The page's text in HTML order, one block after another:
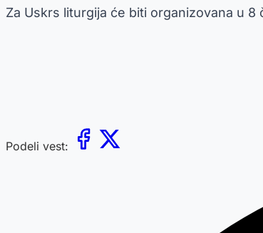
Za Uskrs liturgija će biti organizovana u
Podeli vest: